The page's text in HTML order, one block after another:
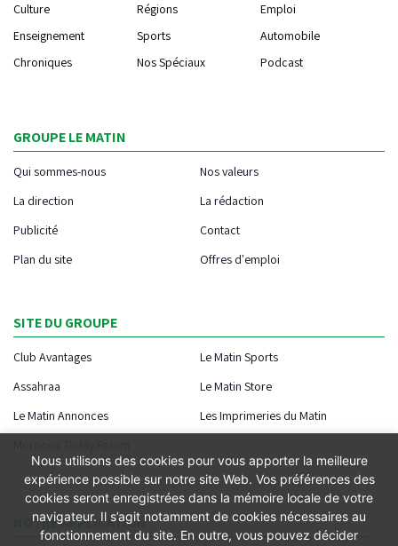
Culture
Régions
Emploi
Enseignement
Sports
Automobile
Chroniques
Nos Spéciaux Podcast
GROUPE LE MATIN
Qui sommes-nous
Nos valeurs
La direction
La rédaction
Publicité
Contact
Plan du site
Offres d'emploi
SITE DU GROUPE
Club Avantages
Le Matin Sports
Assahraa
Le Matin Store
Le Matin Annonces
Les Imprimeries du Matin
NOTRE APPLICATION
Nous utilisons des cookies pour vous apporter la meilleure
expérience possible sur notre site Web. Vos préférences des
cookies seront enregistrées dans la mémoire locale de votre
navigateur. Il s’agit notamment de cookies nécessaires au
fonctionnement du site. En outre, vous pouvez décider